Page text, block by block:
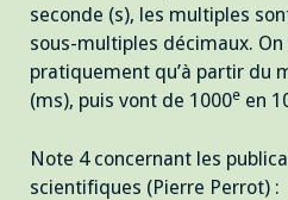
seconde (s), les multiples
sous-multiples décimaux.
pratiquement qu’à partir du
(ms), puis vont de 1000e en
Note 4 concernant les
scientifiques (Pierre Perrot) :